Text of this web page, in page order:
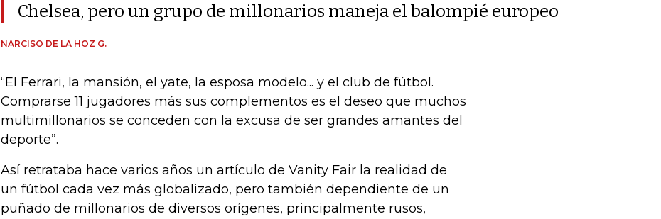
Chelsea, pero un grupo de millonarios maneja el balompié europeo
NARCISO DE LA HOZ G.
“El Ferrari, la mansión, el yate, la esposa modelo... y el club de fútbol.
Comprarse 11 jugadores más sus complementos es el deseo que muchos
multimillonarios se conceden con la excusa de ser grandes amantes del
deporte”.
Así retrataba hace varios años un artículo de Vanity Fair la realidad de
un fútbol cada vez más globalizado, pero también dependiente de un
puñado de millonarios de diversos orígenes, principalmente rusos,